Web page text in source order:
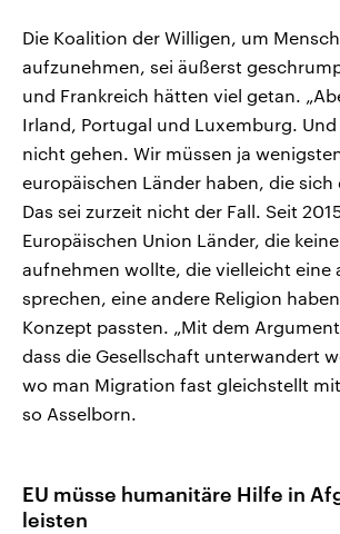
Die Koalition der Willigen, um
aufzunehmen, sei äußerst
und Frankreich hätten viel getan.
Irland, Portugal und Luxemburg. Und
nicht gehen. Wir müssen ja
europäischen Länder haben, die sich
Das sei zurzeit nicht der Fall. Seit
Europäischen Union Länder, die
aufnehmen wollte, die vielleicht eine
sprechen, eine andere Religion
Konzept passten. „Mit dem
dass die Gesellschaft unterwandert
wo man Migration fast gleichstellt
so Asselborn.
EU müsse humanitäre Hilfe in
leisten